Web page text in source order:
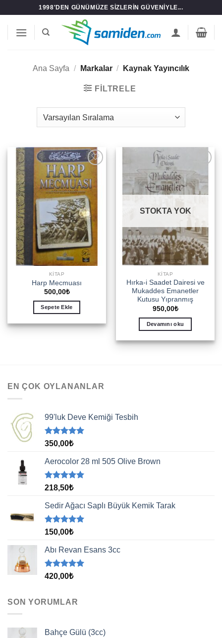
1998'DEN GÜNÜMÜZE SIZLERIN GÜVENIYLE...
Ana Sayfa / Markalar / Kaynak Yayıncılık
FILTRELE
Add to
wishlist
KITAP
Harp Mecmuası
500,00₺
Sepete Ekle
Add to
wishlist
STOKTA YOK
KITAP
Hırka-i Saadet Dairesi ve
Mukaddes Emanetler
Kutusu Yıpranmış
950,00₺
Devamını oku
EN ÇOK OYLANANLAR
99'luk Deve Kemiği Tesbih
5 üzerinden
aldı
350,00₺
Aerocolor 28 ml 505 Olive Brown
5 üzerinden
aldı
218,50₺
Sedir Ağacı Saplı Büyük Kemik Tarak
5 üzerinden
aldı
150,00₺
Abı Revan Esans 3cc
5 üzerinden
420,00₺
SON YORUMLAR
Bahçe Gülü (3cc)